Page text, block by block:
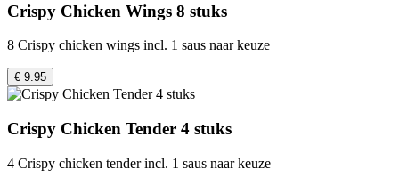
Crispy Chicken Wings 8 stuks
8 Crispy chicken wings incl. 1 saus naar keuze
€ 9.95
Crispy Chicken Tender 4 stuks
4 Crispy chicken tender incl. 1 saus naar keuze